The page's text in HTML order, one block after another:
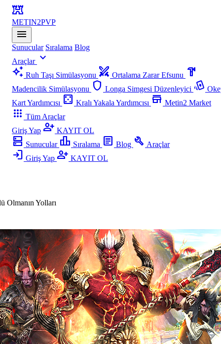
fort
METIN2PVP
menu
Sunucular Sıralama Blog
Araçlar expand_more
auto_awesome Ruh Taşı Simülasyonu swords Ortalama Zarar Efsunu hardware
Madencilik Simülasyonu shield Longa Simgesi Düzenleyici playing_cards
Kart Yardımcısı casino Kralı Yakala Yardımcısı store Metin2 Market
apps Tüm Araçlar
Giriş Yap person_add KAYIT OL
dns Sunucular leaderboard Sıralama article Blog build Araçlar
login Giriş Yap person_add KAYIT OL
Olmanın Yolları